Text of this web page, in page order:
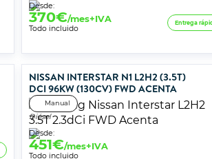
Desde:
370€/mes+IVA
Todo incluido
Entrega
NISSAN INTERSTAR N1 L2H2 (3.5T)
DCI 96KW (130CV) FWD ACENTA
Manual
Diésel
Desde:
451€/mes+IVA
Todo incluido